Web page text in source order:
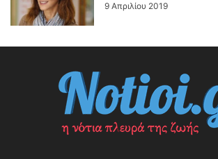
9 Απριλίου 2019